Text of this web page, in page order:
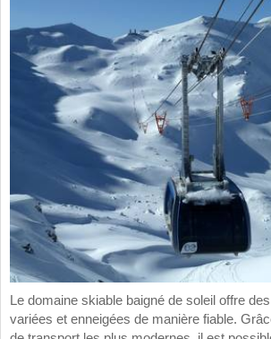
Le domaine skiable baigné de soleil offre
variées et enneigées de manière fiable.